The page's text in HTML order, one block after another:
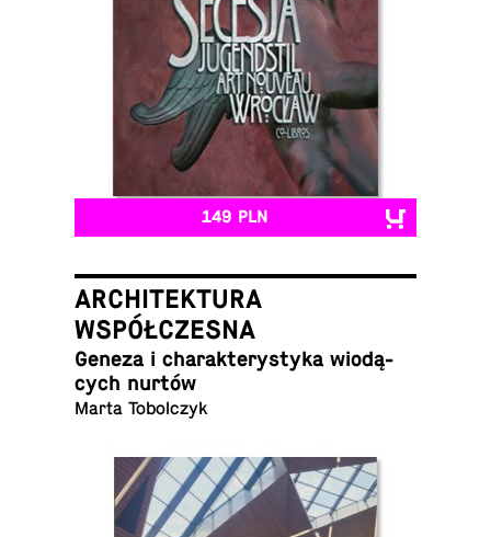
149 PLN
ARCHITEKTURA
WSPÓŁCZESNA
Geneza i cha­rak­te­ry­sty­ka wio­dą­
cych nurtów
Marta Tobolczyk